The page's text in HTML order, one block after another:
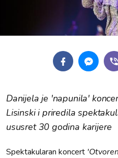
Danijela je 'napunila'
Lisinski i priredila
ususret 30 godina karijere
Spektakularan koncert